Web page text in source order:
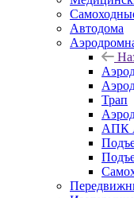
Автодома
Трап
АПК